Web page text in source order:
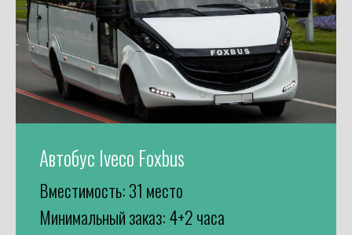
Автобус Iveco Foxbus
Вместимость: 31 место
Минимальный заказ: 4+2 часа